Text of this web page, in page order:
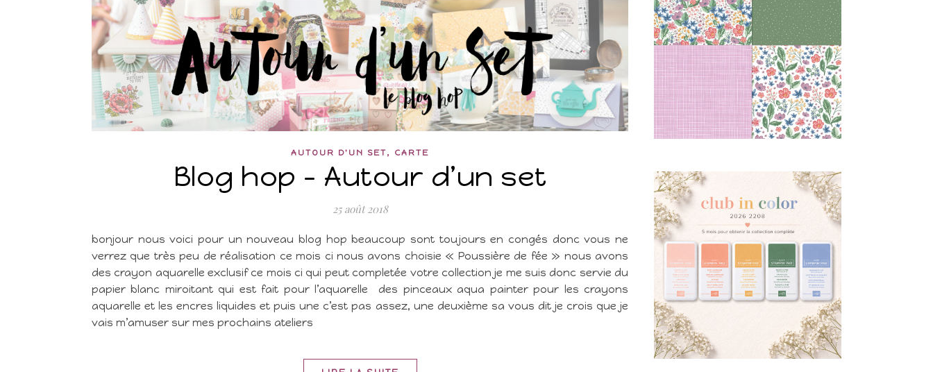
AUTOUR D'UN SET, CARTE
Blog hop – Autour d’un set
25 août 2018
bonjour nous voici pour un nouveau blog hop beaucoup sont toujours en congés donc vous ne
verrez que très peu de réalisation ce mois ci nous avons choisie « Poussière de fée » nous avons
des crayon aquarelle exclusif ce mois ci qui peut completée votre collection je me suis donc servie du
papier blanc miroitant qui est fait pour l’aquarelle des pinceaux aqua painter pour les crayons
aquarelle et les encres liquides et puis une c’est pas assez, une deuxième sa vous dit je crois que je
vais m’amuser sur mes prochains ateliers